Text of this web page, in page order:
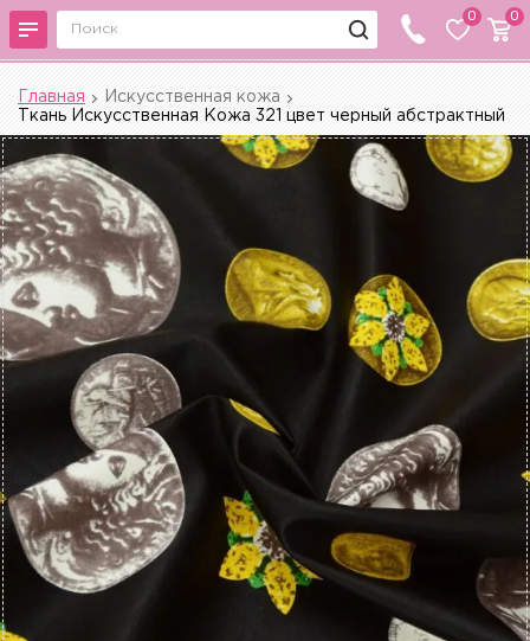
0 0
Главная
Искусственная кожа
Ткань Искусственная Кожа 321 цвет черный абстрактный